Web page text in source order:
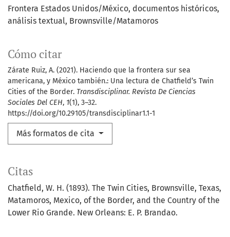
Frontera Estados Unidos/México documentos históricos
análisis textual Brownsville/Matamoros
Cómo citar
Zárate Ruiz, A. (2021). Haciendo que la frontera sur sea
americana, y México también.: Una lectura de Chatfield’s Twin
Cities of the Border. Transdisciplinar. Revista De Ciencias
Sociales Del CEH, 1(1), 3–32.
https://doi.org/10.29105/transdisciplinar1.1-1
Más formatos de cita
Citas
Chatfield, W. H. (1893). The Twin Cities, Brownsville, Texas,
Matamoros, Mexico, of the Border, and the Country of the
Lower Rio Grande. New Orleans: E. P. Brandao.